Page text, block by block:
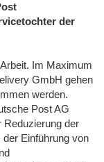
der
Im Maximum
GmbH gehen
werden.
Post AG
Reduzierung der
Einführung von